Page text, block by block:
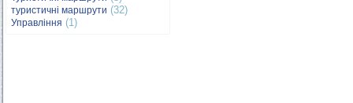
туристичні маршрути (32)
Управління (1)